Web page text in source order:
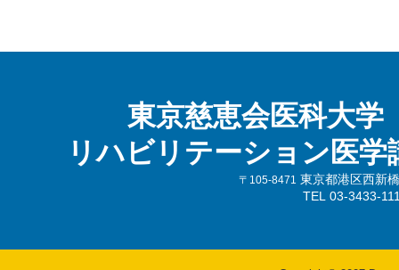
東京慈恵会医科大学
リハビリテーション医学
〒105-8471
東京都港区西新
TEL 03-3433-